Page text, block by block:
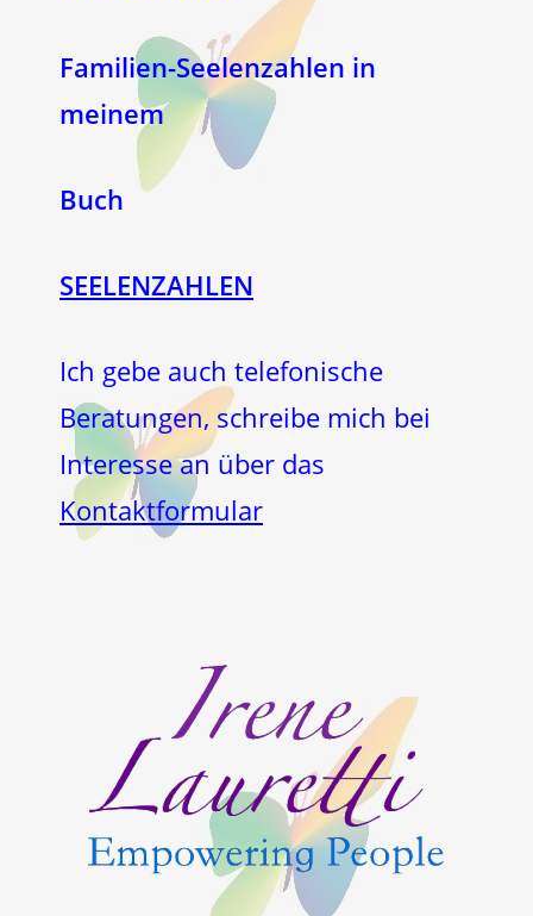
Familien-Seelenzahlen in
meinem
Buch
SEELENZAHLEN
Ich gebe auch telefonische
Beratungen, schreibe mich bei
Interesse an über das
Kontaktformular